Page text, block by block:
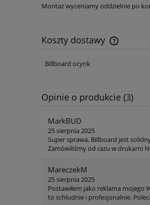
Montaż wyceniamy oddzielnie po
Koszty dostawy
Cena nie
Billboard ocynk
Opinie o produkcie (3)
MarkBUD
25 sierpnia 2025
Super sprawa, Billboard jest
Zamówiliśmy od razu w drukarni
MareczekM
25 sierpnia 2025
Postawiłem jako reklama mojego
to schludnie i profesjonalnie.